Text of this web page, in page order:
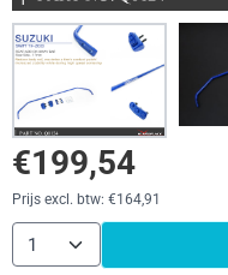
€199,54
Prijs excl. btw: €164,91
Aantal